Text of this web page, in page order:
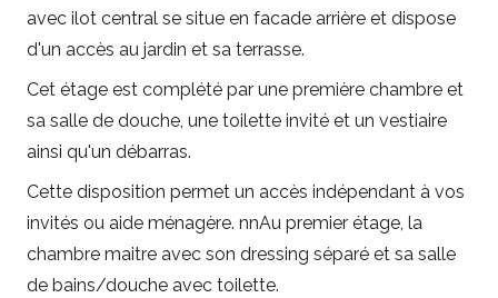
avec ilot central se situe en facade arrière et dispose
d'un accès au jardin et sa terrasse.
Cet étage est complété par une première chambre et
sa salle de douche, une toilette invité et un vestiaire
ainsi qu'un débarras.
Cette disposition permet un accès indépendant à vos
invités ou aide ménagère. nnAu premier étage, la
chambre maitre avec son dressing séparé et sa salle
de bains/douche avec toilette.